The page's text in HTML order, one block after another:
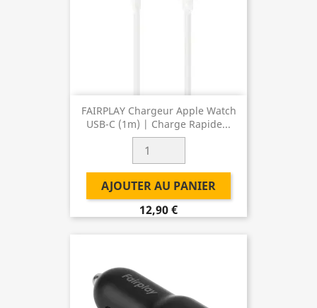
FAIRPLAY Chargeur Apple Watch
USB-C (1m) | Charge Rapide...
AJOUTER AU PANIER
12,90 €